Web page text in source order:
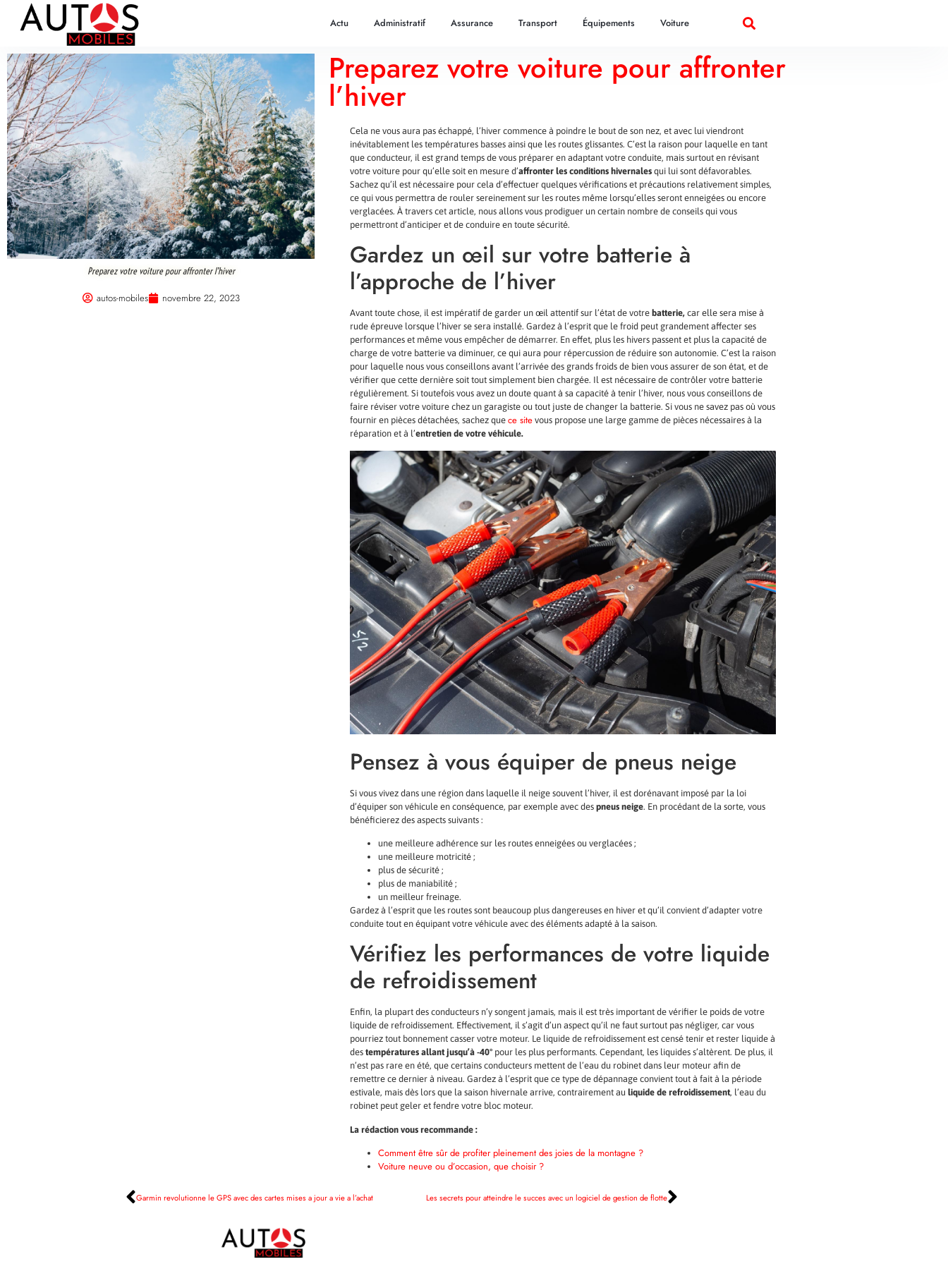
Actu Administratif Assurance Transport Équipements Voiture
Preparez votre voiture pour affronter l’hiver
autos-mobiles novembre 22, 2023
Preparez votre voiture pour affronter
l’hiver
Cela ne vous aura pas échappé, l’hiver commence à poindre le bout de son nez, et avec lui viendront
inévitablement les températures basses ainsi que les routes glissantes. C’est la raison pour laquelle en tant
que conducteur, il est grand temps de vous préparer en adaptant votre conduite, mais surtout en révisant
votre voiture pour qu’elle soit en mesure d’affronter les conditions hivernales qui lui sont défavorables.
Sachez qu’il est nécessaire pour cela d’effectuer quelques vérifications et précautions relativement simples,
ce qui vous permettra de rouler sereinement sur les routes même lorsqu’elles seront enneigées ou encore
verglacées. À travers cet article, nous allons vous prodiguer un certain nombre de conseils qui vous
permettront d’anticiper et de conduire en toute sécurité.
Gardez un œil sur votre batterie à
l’approche de l’hiver
Avant toute chose, il est impératif de garder un œil attentif sur l’état de votre batterie, car elle sera mise à
rude épreuve lorsque l’hiver se sera installé. Gardez à l’esprit que le froid peut grandement affecter ses
performances et même vous empêcher de démarrer. En effet, plus les hivers passent et plus la capacité de
charge de votre batterie va diminuer, ce qui aura pour répercussion de réduire son autonomie. C’est la raison
pour laquelle nous vous conseillons avant l’arrivée des grands froids de bien vous assurer de son état, et de
vérifier que cette dernière soit tout simplement bien chargée. Il est nécessaire de contrôler votre batterie
régulièrement. Si toutefois vous avez un doute quant à sa capacité à tenir l’hiver, nous vous conseillons de
faire réviser votre voiture chez un garagiste ou tout juste de changer la batterie. Si vous ne savez pas où vous
fournir en pièces détachées, sachez que ce site vous propose une large gamme de pièces nécessaires à la
réparation et à l’entretien de votre véhicule.
Pensez à vous équiper de pneus neige
Si vous vivez dans une région dans laquelle il neige souvent l’hiver, il est dorénavant imposé par la loi
d’équiper son véhicule en conséquence, par exemple avec des pneus neige. En procédant de la sorte, vous
bénéficierez des aspects suivants :
une meilleure adhérence sur les routes enneigées ou verglacées ;
une meilleure motricité ;
plus de sécurité ;
plus de maniabilité ;
un meilleur freinage.
Gardez à l’esprit que les routes sont beaucoup plus dangereuses en hiver et qu’il convient d’adapter votre
conduite tout en équipant votre véhicule avec des éléments adapté à la saison.
Vérifiez les performances de votre liquide
de refroidissement
Enfin, la plupart des conducteurs n’y songent jamais, mais il est très important de vérifier le poids de votre
liquide de refroidissement. Effectivement, il s’agit d’un aspect qu’il ne faut surtout pas négliger, car vous
pourriez tout bonnement casser votre moteur. Le liquide de refroidissement est censé tenir et rester liquide à
des températures allant jusqu’à -40° pour les plus performants. Cependant, les liquides s’altèrent. De plus, il
n’est pas rare en été, que certains conducteurs mettent de l’eau du robinet dans leur moteur afin de
remettre ce dernier à niveau. Gardez à l’esprit que ce type de dépannage convient tout à fait à la période
estivale, mais dès lors que la saison hivernale arrive, contrairement au liquide de refroidissement, l’eau du
robinet peut geler et fendre votre bloc moteur.
La rédaction vous recommande :
Comment être sûr de profiter pleinement des joies de la montagne ?
Voiture neuve ou d’occasion, que choisir ?
Garmin revolutionne le GPS avec des cartes mises a jour a vie a l’achat Les secrets pour atteindre le succes avec un logiciel de gestion de flotte